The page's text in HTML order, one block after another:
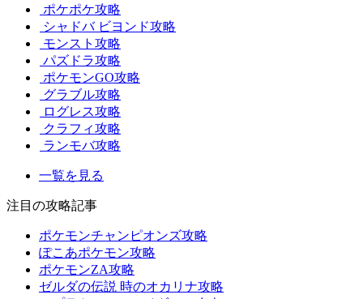
ポケポケ攻略
シャドバ ビヨンド攻略
モンスト攻略
パズドラ攻略
ポケモンGO攻略
グラブル攻略
ログレス攻略
クラフィ攻略
ランモバ攻略
一覧を見る
注目の攻略記事
ポケモンチャンピオンズ攻略
ぽこあポケモン攻略
ポケモンZA攻略
ゼルダの伝説 時のオカリナ攻略